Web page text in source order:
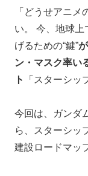
「どうせアニ
い。 今、地球
げるための“鍵”
ン・マスク率い
ト
「スターシッ
今回は、ガンダ
ら、スターシッ
建設ロードマッ